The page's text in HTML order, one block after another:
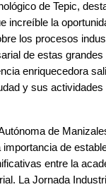
de Tepic,
increíble la
los procesos
de estas grandes
enriquecedora
y sus actividades
de
de
entre la
La Jornada